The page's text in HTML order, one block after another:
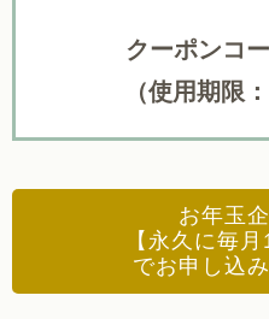
クーポンコ
（使用期限
お年玉
【永久に毎
でお申し込